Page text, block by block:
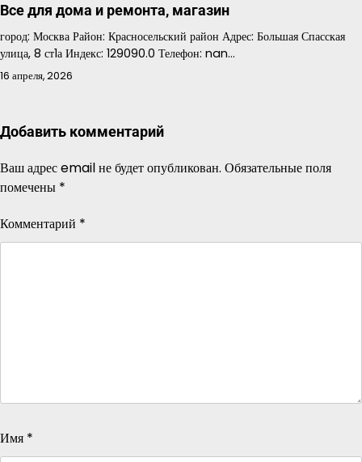
Все для дома и ремонта, магазин
город: Москва Район: Красносельский район Адрес: Большая Спасская
улица, 8 ст1а Индекс: 129090.0 Телефон: nan…
16 апреля, 2026
Добавить комментарий
Ваш адрес email не будет опубликован. Обязательные поля
помечены *
Комментарий *
Имя *